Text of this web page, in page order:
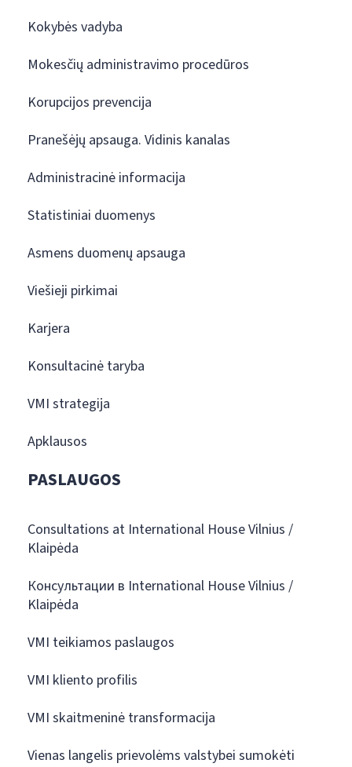
Kokybės vadyba
Mokesčių administravimo procedūros
Korupcijos prevencija
Pranešėjų apsauga. Vidinis kanalas
Administracinė informacija
Statistiniai duomenys
Asmens duomenų apsauga
Viešieji pirkimai
Karjera
Konsultacinė taryba
VMI strategija
Apklausos
PASLAUGOS
Consultations at International House Vilnius /
Klaipėda
Консультации в International House Vilnius /
Klaipėda
VMI teikiamos paslaugos
VMI kliento profilis
VMI skaitmeninė transformacija
Vienas langelis prievolėms valstybei sumokėti